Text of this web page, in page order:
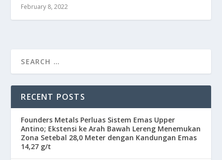
February 8, 2022
RECENT POSTS
Founders Metals Perluas Sistem Emas Upper
Antino; Ekstensi ke Arah Bawah Lereng Menemukan
Zona Setebal 28,0 Meter dengan Kandungan Emas
14,27 g/t